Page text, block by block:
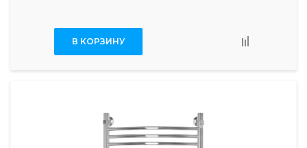
В КОРЗИНУ